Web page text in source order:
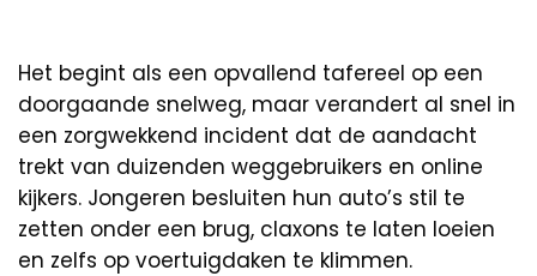
Het begint als een opvallend tafereel op een
doorgaande snelweg, maar verandert al snel in
een zorgwekkend incident dat de aandacht
trekt van duizenden weggebruikers en online
kijkers. Jongeren besluiten hun auto’s stil te
zetten onder een brug, claxons te laten loeien
en zelfs op voertuigdaken te klimmen.